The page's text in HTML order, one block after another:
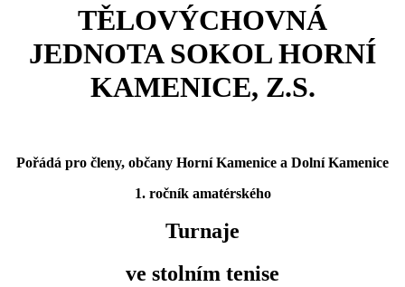
TĚLOVÝCHOVNÁ
JEDNOTA SOKOL HORNÍ
KAMENICE, Z.S.
Pořádá pro členy, občany Horní Kamenice a Dolní Kamenice
1. ročník amatérského
Turnaje
ve stolním tenise